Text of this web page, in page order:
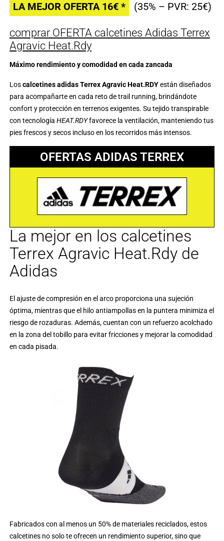
LA MEJOR OFERTA 16€ * (35% – PVR: 25€)
comprar OFERTA calcetines Adidas Terrex
Agravic Heat.Rdy
Máximo rendimiento y comodidad en cada zancada
Loscalcetines adidas Terrex Agravic Heat.RDYestán diseñados
para acompañarte en cada reto de trail running, brindándote
confort y protección en terrenos exigentes. Su tejido transpirable
con tecnología HEAT.RDYfavorece la ventilación, manteniendo tus
pies frescos y secos incluso en los recorridos más intensos.
OFERTAS ADIDAS TERREX
La mejor en los calcetines
Terrex Agravic Heat.Rdy de
Adidas
El ajuste de compresión en el arco proporciona una sujeción
óptima, mientras que el hilo antiampollas en la puntera minimiza el
riesgo de rozaduras. Además, cuentan con un refuerzo acolchado
en la zona del tobillo para evitar fricciones y mejorar la comodidad
en cada pisada.
Fabricados con al menos un 50% de materiales reciclados, estos
calcetines no solo te ofrecen un rendimiento superior, sino que